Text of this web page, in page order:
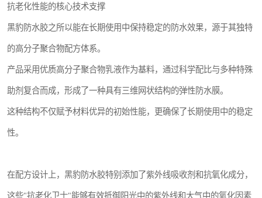
抗老化性能的核心技术支撑
黑豹防水胶之所以能在长期使用中保持稳定的防水效果，源于其独特
的高分子聚合物配方体系。
产品采用优质高分子聚合物乳液作为基料，通过科学配比与多种特殊
助剂复合而成，形成了一种具有三维网状结构的弹性防水膜。
这种结构不仅赋予材料优异的初始性能，更确保了长期使用中的稳定
性。
在配方设计上，黑豹防水胶特别添加了紫外线吸收剂和抗氧化成分，
这些"抗老化卫士"能够有效抵御阳光中的紫外线和大气中的氧化因素